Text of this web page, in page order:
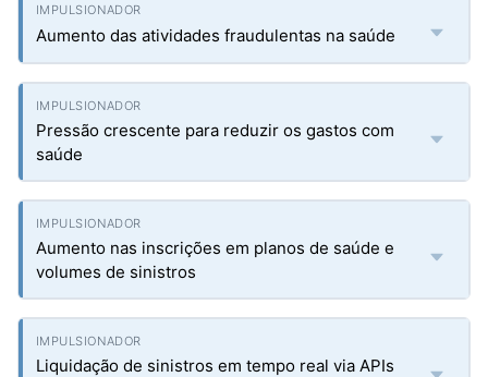
Aumento das atividades fraudulentas na saúde
Pressão crescente para reduzir os gastos com
saúde
Aumento nas inscrições em planos de saúde e
volumes de sinistros
Liquidação de sinistros em tempo real via APIs